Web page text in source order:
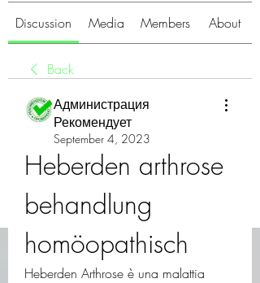
Discussion Media Members About
Back
Администрация
Рекомендует
September 4, 2023
Heberden arthrose
behandlung
homöopathisch
Heberden Arthrose è una malattia